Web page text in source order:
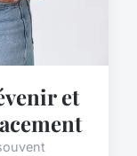
et